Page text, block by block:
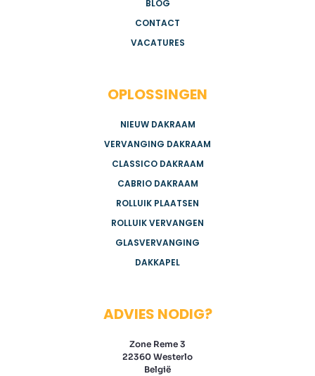
BLOG
CONTACT
VACATURES
OPLOSSINGEN
NIEUW DAKRAAM
VERVANGING DAKRAAM
CLASSICO DAKRAAM
CABRIO DAKRAAM
ROLLUIK PLAATSEN
ROLLUIK VERVANGEN
GLASVERVANGING
DAKKAPEL
ADVIES NODIG?
Zone Reme 3
22360 Westerlo
België